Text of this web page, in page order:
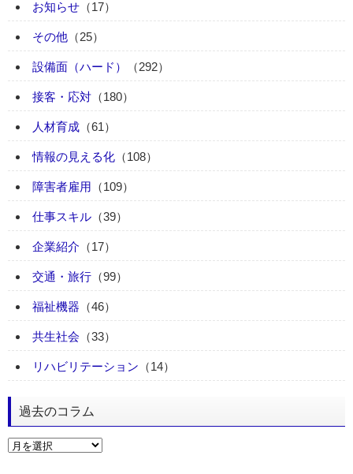
お知らせ （17）
その他 （25）
設備面（ハード） （292）
接客・応対 （180）
人材育成 （61）
情報の見える化 （108）
障害者雇用 （109）
仕事スキル （39）
企業紹介 （17）
交通・旅行 （99）
福祉機器 （46）
共生社会 （33）
リハビリテーション （14）
過去のコラム